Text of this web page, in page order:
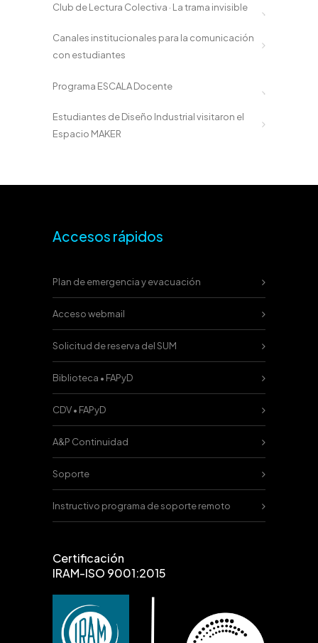
Club de Lectura Colectiva · La trama invisible
Canales institucionales para la comunicación
con estudiantes
Programa ESCALA Docente
Estudiantes de Diseño Industrial visitaron el
Espacio MAKER
Accesos rápidos
Plan de emergencia y evacuación
Acceso webmail
Solicitud de reserva del SUM
Biblioteca • FAPyD
CDV • FAPyD
A&P Continuidad
Soporte
Instructivo programa de soporte remoto
Certificación
IRAM-ISO 9001:2015